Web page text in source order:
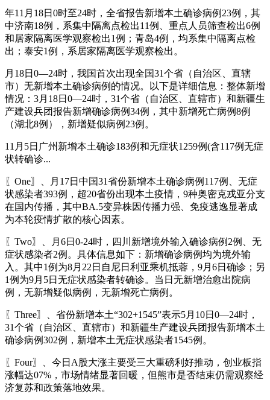
年11月18日0时至24时，全省报告新增本土确诊病例23例，其
中济南18例，系集中隔离点检出11例、重点人员筛查检出6例
和居家隔离医学观察检出1例；青岛4例，均系集中隔离点检
出；泰安1例，系居家隔离医学观察检出。
月18日0—24时，我国首次出现全国31个省（自治区、直辖
市）无新增本土确诊病例的情况。以下是详细信息：整体新增
情况：3月18日0—24时，31个省（自治区、直辖市）和新疆生
产建设兵团报告新增确诊病例34例，其中新增死亡病例8例
（湖北8例），新增疑似病例23例。
11月5日广州新增本土确诊183例和无症状1259例(含117例无症
状转确诊...
〖One〗、月17日中国31省份新增本土确诊病例117例、无症
状感染者393例，超20省份出现本土疫情，9种奥密克戎亚分支
在国内传播，其中BA.5变异株因传播力强、免疫逃逸显著成
为本轮疫情扩散的核心因素。
〖Two〗、月6日0-24时，四川新增境外输入确诊病例2例、无
症状感染者2例。具体信息如下：新增确诊病例均为境外输
入。其中1例为8月22日自尼日利亚乘机抵蓉，9月6日确诊；另
1例为9月5日无症状感染者转确诊。当日无新增治愈出院病
例，无新增疑似病例，无新增死亡病例。
〖Three〗、省份新增本土“302+1545”表示5月10日0—24时，
31个省（自治区、直辖市）和新疆生产建设兵团报告新增本土
确诊病例302例，新增本土无症状感染者1545例。
〖Four〗、今日A股大涨主要受三大重磅利好推动，创业板指
涨幅达07%，市场情绪显著回暖，但熊市是否结束仍需观察经
济复苏和政策落地效果。